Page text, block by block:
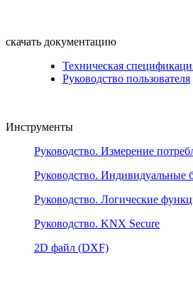
скачать документацию
Техническая
Руководство пользователя
Инструменты
Руководство. Измерение
Руководство. Индивидуальные
Руководство. Логические
Руководство. KNX Secure
2D файл (DXF)